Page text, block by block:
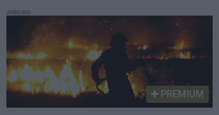
värmebölja
ANNONS
PREMIUM